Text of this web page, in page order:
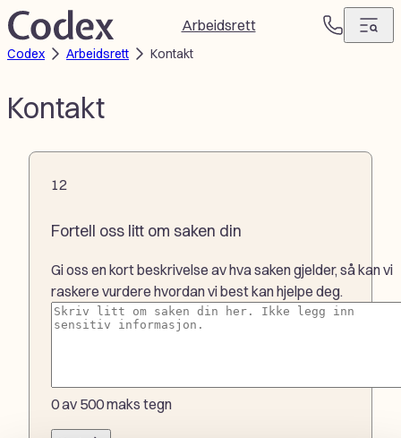
Hopp
til
innhold
Arbeidsrett
T
Codex Arbeidsrett Kontakt
Kontakt
11
2
Fortell oss litt om saken din
Gi oss en kort beskrivelse av hva saken gjelder, så kan vi
raskere vurdere hvordan vi best kan hjelpe deg.
Ditt
spørsmål (Påkrevd)
0 av 500 maks tegn